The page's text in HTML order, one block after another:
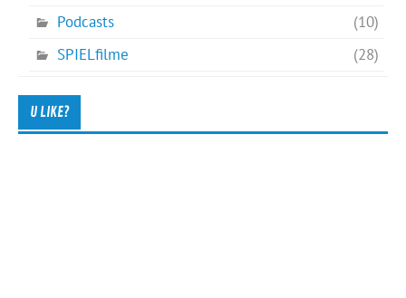
Podcasts
(10)
SPIELfilme
(28)
U LIKE?